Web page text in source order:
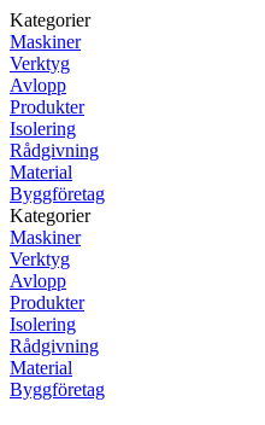
Kategorier
Maskiner
Verktyg
Avlopp
Produkter
Isolering
Rådgivning
Material
Byggföretag
Kategorier
Maskiner
Verktyg
Avlopp
Produkter
Isolering
Rådgivning
Material
Byggföretag